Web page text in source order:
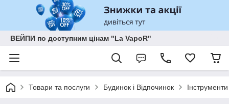
ВЕЙПИ по доступним цінам "La VapoR"
Товари та послуги Будинок і Відпочинок Інструменти